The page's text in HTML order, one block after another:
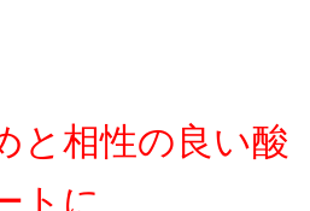
と相性の良い酸
トに